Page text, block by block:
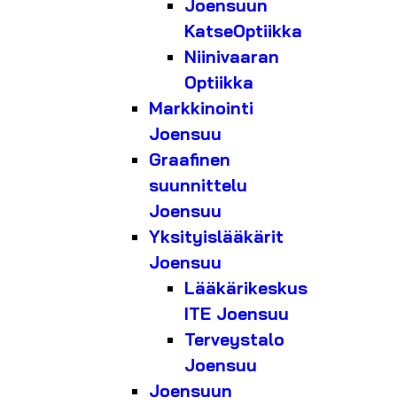
Joensuun
KatseOptiikka
Niinivaaran
Optiikka
Markkinointi
Joensuu
Graafinen
suunnittelu
Joensuu
Yksityislääkärit
Joensuu
Lääkärikeskus
ITE Joensuu
Terveystalo
Joensuu
Joensuun